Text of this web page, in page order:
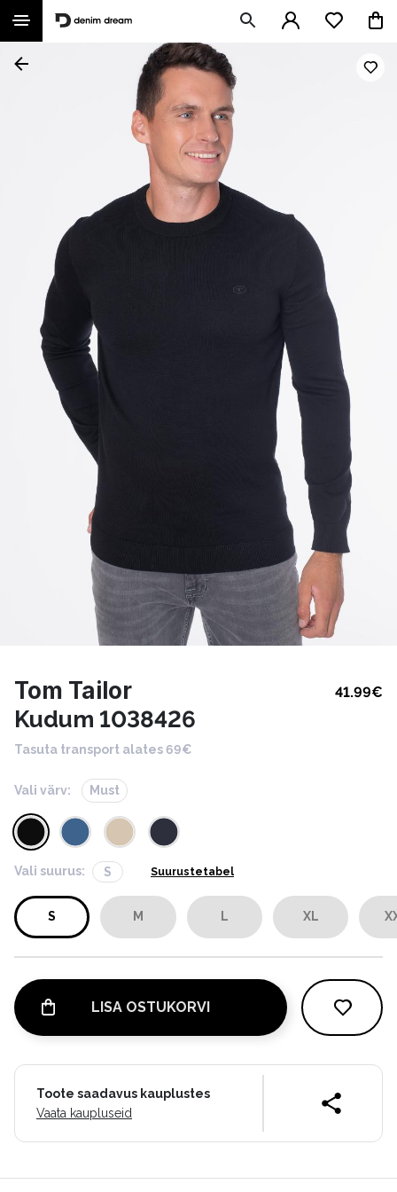
Tom Tailor 41.99€
Kudum 1038426
Tasuta transport alates 69€
Vali värv: Must
Vali suurus: S Suurustetabel
S M L XL
LISA OSTUKORVI
Toote saadavus kauplustes
Vaata kaupluseid